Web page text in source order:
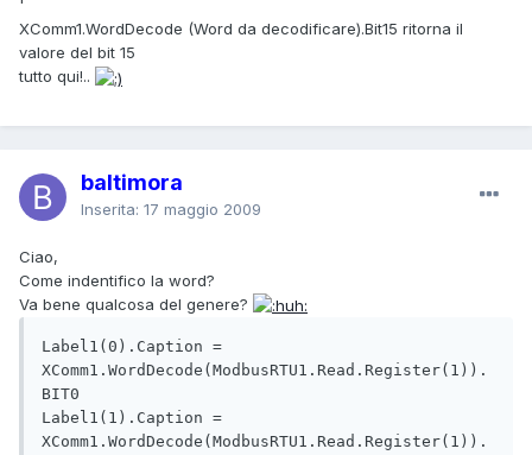
'
XComm1.WordDecode (Word da decodificare).Bit15 ritorna il
valore del bit 15
tutto qui!..
baltimora
Inserita: 17 maggio 2009
Ciao,
Come indentifico la word?
Va bene qualcosa del genere?
Label1(0).Caption =
XComm1.WordDecode(ModbusRTU1.Read.Register(1)).
BIT0
Label1(1).Caption =
XComm1.WordDecode(ModbusRTU1.Read.Register(1)).